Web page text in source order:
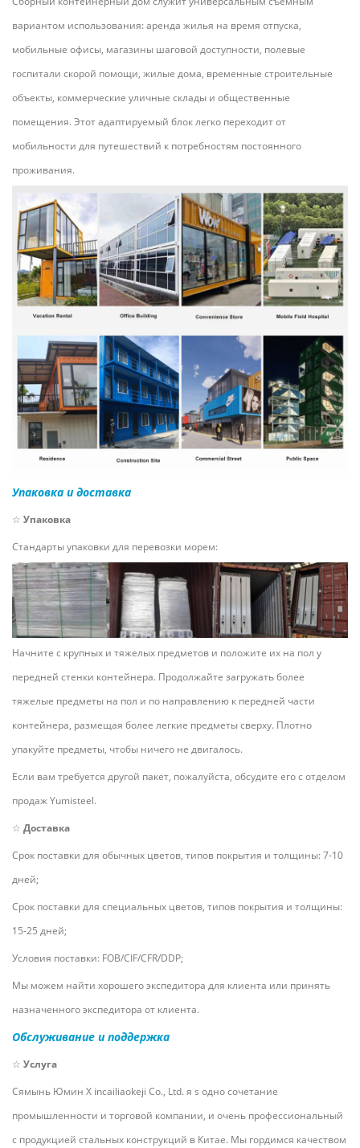
вариантом использования: аренда жилья на время отпуска,
мобильные офисы, магазины шаговой доступности, полевые
госпитали скорой помощи, жилые дома, временные строительные
объекты, коммерческие уличные склады и общественные
помещения. Этот адаптируемый блок легко переходит от
мобильности для путешествий к потребностям постоянного
проживания.
Упаковка и доставка
☆ Упаковка
Стандарты упаковки для перевозки морем:
Начните с крупных и тяжелых предметов и положите их на пол у
передней стенки контейнера. Продолжайте загружать более
тяжелые предметы на пол и по направлению к передней части
контейнера, размещая более легкие предметы сверху. Плотно
упакуйте предметы, чтобы ничего не двигалось.
Если вам требуется другой пакет, пожалуйста, обсудите его с отделом
продаж Yumisteel.
☆ Доставка
Срок поставки для обычных цветов, типов покрытия и толщины: 7-10
дней;
Срок поставки для специальных цветов, типов покрытия и толщины:
15-25 дней;
Условия поставки: FOB/CIF/CFR/DDP;
Мы можем найти хорошего экспедитора для клиента или принять
назначенного экспедитора от клиента.
Обслуживание и поддержка
☆ Услуга
Сямынь Юмин Х incailiaokeji Co., Ltd. я s одно сочетание
промышленности и торговой компании, и очень профессиональный
с продукцией стальных конструкций в Китае. Мы гордимся качеством